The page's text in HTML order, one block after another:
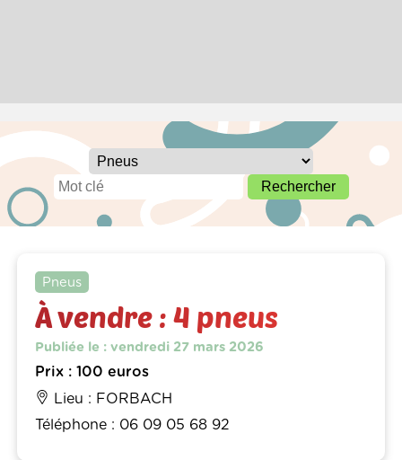
Pneus
À vendre : 4 pneus
Publiée le : vendredi 27 mars 2026
Prix : 100 euros
Lieu : FORBACH
Téléphone : 06 09 05 68 92